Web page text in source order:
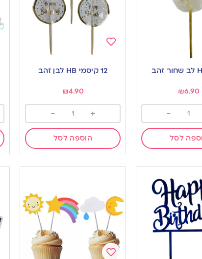
₪6.90
-
לסל
wishlist
12 קיסמי HB לבן זהב
₪4.90
+
-
הוספה לסל